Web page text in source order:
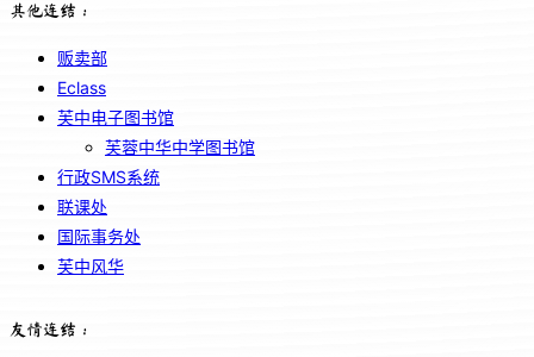
其他连结：
贩卖部
Eclass
芙中电子图书馆
芙蓉中华中学图书馆
行政SMS系统
联课处
国际事务处
芙中风华
友情连结：